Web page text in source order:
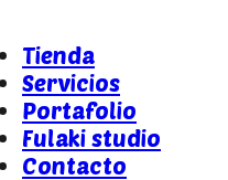
Tienda
Servicios
Portafolio
Fulaki studio
Contacto